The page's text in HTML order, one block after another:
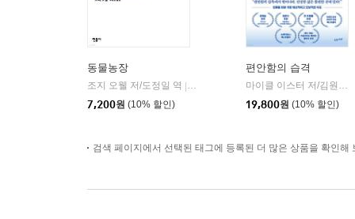
동물농장
조지 오웰 저/도정일 역
민음사
7,200원 (10% 할인)
편안함의 습격
마이클 이스터 저/김원진 역
19,800원 (10% 할인)
검색 페이지에서 선택된 태그에 등록된 더 많은 상품을 확인해